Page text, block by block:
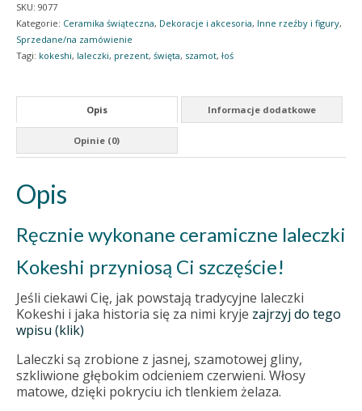
SKU: 9077
Kategorie: Ceramika świąteczna, Dekoracje i akcesoria, Inne rzeźby i figury,
Sprzedane/na zamówienie
Tagi: kokeshi, laleczki, prezent, święta, szamot, łoś
Opis Informacje dodatkowe
Opinie (0)
Opis
Ręcznie wykonane ceramiczne laleczki
Kokeshi przyniosą Ci szczęście!
Jeśli ciekawi Cię, jak powstają tradycyjne laleczki
Kokeshi i jaka historia się za nimi kryje zajrzyj do tego
wpisu (klik)
Laleczki są zrobione z jasnej, szamotowej gliny,
szkliwione głębokim odcieniem czerwieni. Włosy
matowe, dzięki pokryciu ich tlenkiem żelaza.